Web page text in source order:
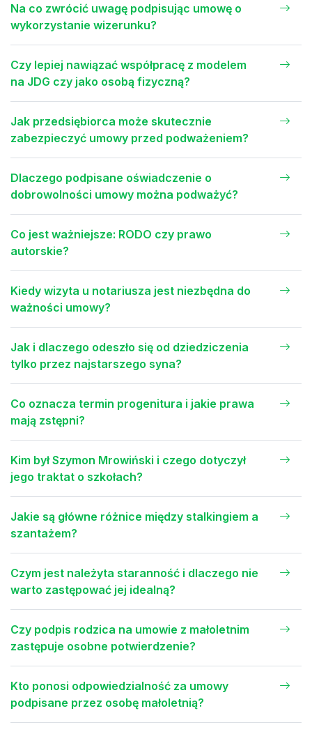
Na co zwrócić uwagę podpisując umowę o
wykorzystanie wizerunku?
Czy lepiej nawiązać współpracę z modelem
na JDG czy jako osobą fizyczną?
Jak przedsiębiorca może skutecznie
zabezpieczyć umowy przed podważeniem?
Dlaczego podpisane oświadczenie o
dobrowolności umowy można podważyć?
Co jest ważniejsze: RODO czy prawo
autorskie?
Kiedy wizyta u notariusza jest niezbędna do
ważności umowy?
Jak i dlaczego odeszło się od dziedziczenia
tylko przez najstarszego syna?
Co oznacza termin progenitura i jakie prawa
mają zstępni?
Kim był Szymon Mrowiński i czego dotyczył
jego traktat o szkołach?
Jakie są główne różnice między stalkingiem a
szantażem?
Czym jest należyta staranność i dlaczego nie
warto zastępować jej idealną?
Czy podpis rodzica na umowie z małoletnim
zastępuje osobne potwierdzenie?
Kto ponosi odpowiedzialność za umowy
podpisane przez osobę małoletnią?